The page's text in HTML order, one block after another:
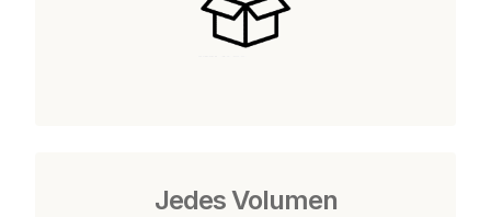
Jedes Volumen